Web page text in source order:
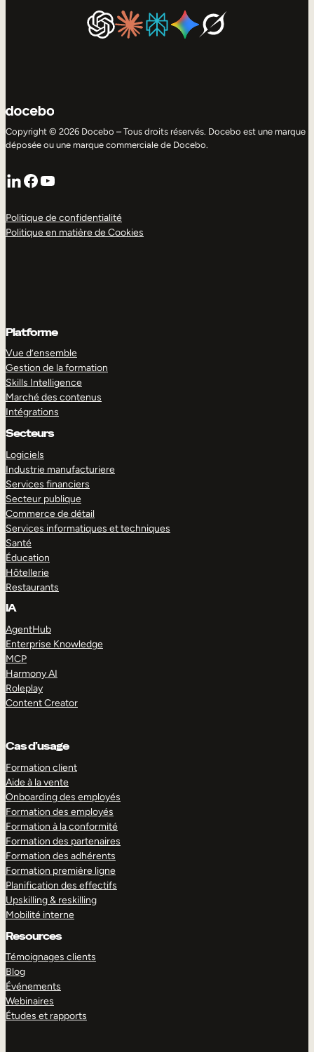
Copyright © 2026 Docebo – Tous droits réservés. Docebo est une marque
déposée ou une marque commerciale de Docebo.
LinkedIn
Facebook
YouTube
Politique de confidentialité
Politique en matière de Cookies
Platforme
Vue d’ensemble
Gestion de la formation
Skills Intelligence
Marché des contenus
Intégrations
Secteurs
Logiciels
Industrie manufacturiere
Services financiers
Secteur publique
Commerce de détail
Services informatiques et techniques
Santé
Éducation
Hôtellerie
Restaurants
IA
AgentHub
Enterprise Knowledge
MCP
Harmony AI
Roleplay
Content Creator
Cas d’usage
Formation client
Aide à la vente
Onboarding des employés
Formation des employés
Formation à la conformité
Formation des partenaires
Formation des adhérents
Formation première ligne
Planification des effectifs
Upskilling & reskilling
Mobilité interne
Resources
Témoignages clients
Blog
Événements
Webinaires
Études et rapports